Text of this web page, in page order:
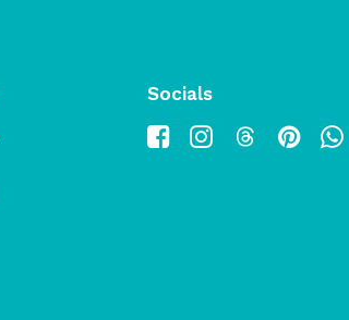
Socials